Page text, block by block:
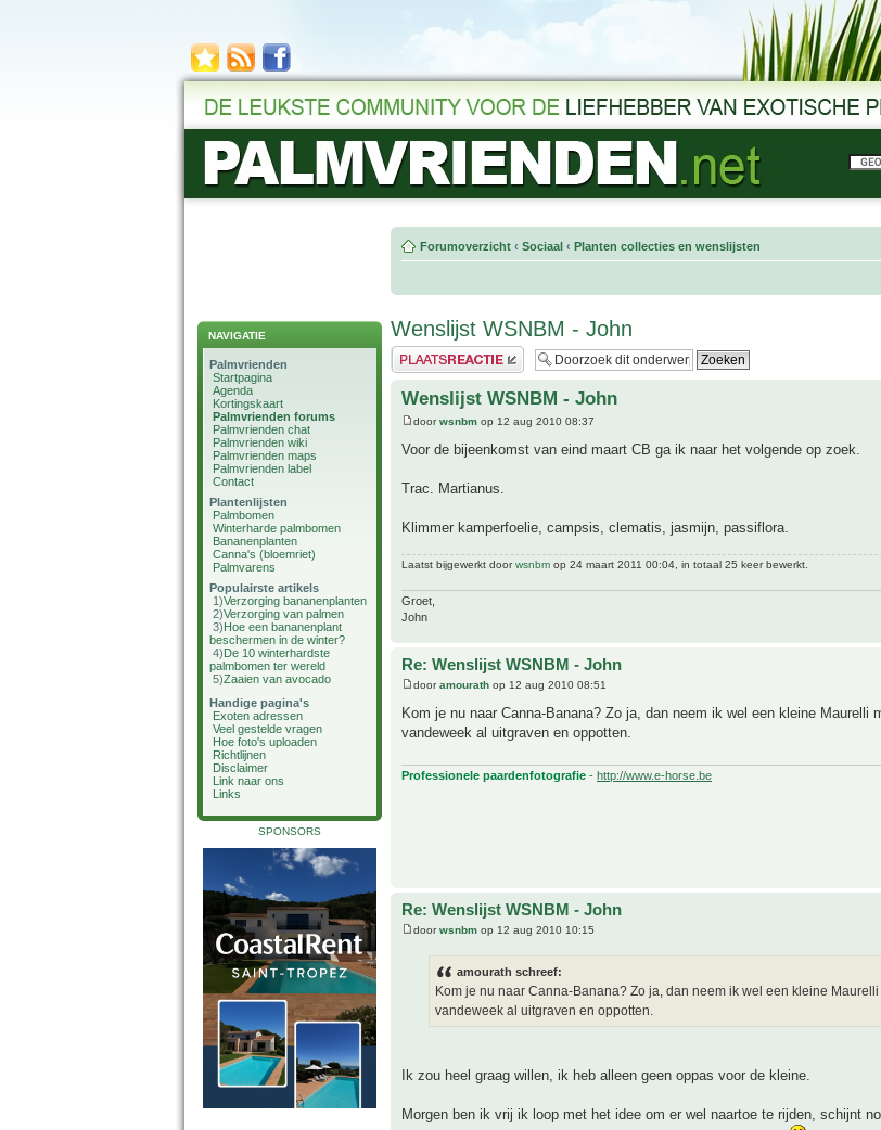
NAVIGATIE
Palmvrienden
Startpagina
Agenda
Kortingskaart
Palmvrienden forums
Palmvrienden chat
Palmvrienden wiki
Palmvrienden maps
Palmvrienden label
Contact
Plantenlijsten
Palmbomen
Winterharde palmbomen
Bananenplanten
Canna's (bloemriet)
Palmvarens
Populairste artikels
1)Verzorging bananenplanten
2)Verzorging van palmen
3)Hoe een bananenplant
beschermen in de winter?
4)De 10 winterhardste
palmbomen ter wereld
5)Zaaien van avocado
Handige pagina's
Exoten adressen
Veel gestelde vragen
Hoe foto's uploaden
Richtlijnen
Disclaimer
Link naar ons
Links
SPONSORS
Forumoverzicht ‹ Sociaal ‹ Planten collecties en wenslijsten
Wenslijst WSNBM - John
Plaats een reactie
Wenslijst WSNBM - John
doorwsnbm op 12 aug 2010 08:37
Voor de bijeenkomst van eind maart CB ga ik naar het volgende op zoek.
Trac. Martianus.
Klimmer kamperfoelie, campsis, clematis, jasmijn, passiflora.
Laatst bijgewerkt doorwsnbm op 24 maart 2011 00:04, in totaal 25 keer bewerkt.
Groet,
John
Re: Wenslijst WSNBM - John
dooramourath op 12 aug 2010 08:51
Kom je nu naar Canna-Banana? Zo ja, dan neem ik wel een kleine Maurelli
vandeweek al uitgraven en oppotten.
Professionele paardenfotografie - http://www.e-horse.be
Re: Wenslijst WSNBM - John
doorwsnbm op 12 aug 2010 10:15
amourath schreef:
Kom je nu naar Canna-Banana? Zo ja, dan neem ik wel een kleine
vandeweek al uitgraven en oppotten.
Ik zou heel graag willen, ik heb alleen geen oppas voor de kleine.
Morgen ben ik vrij ik loop met het idee om er wel naartoe te rijden, schijnt